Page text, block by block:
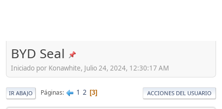
BYD Seal
Iniciado por Konawhite, Julio 24, 2024, 12:30:17 AM
IR ABAJO Páginas 1 2 3 ACCIONES DEL USUARIO